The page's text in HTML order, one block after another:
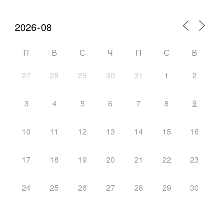
П В С Ч П С В
27 28 29 30 31 1 2
3 4 5 6 7 8 9
10 11 12 13 14 15 16
17 18 19 20 21 22 23
24 25 26 27 28 29 30